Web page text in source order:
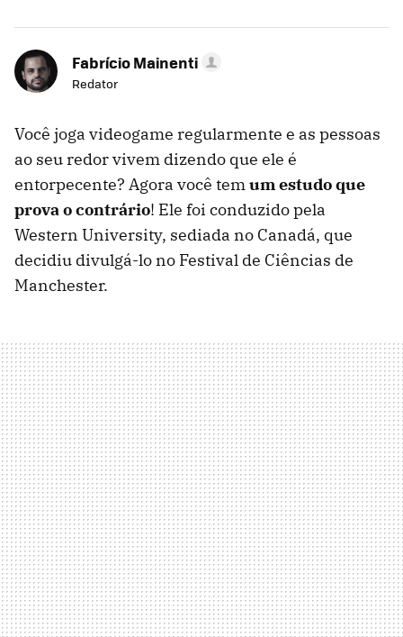
Fabrício Mainenti
Redator
Você joga videogame regularmente e as pessoas
ao seu redor vivem dizendo que ele é
entorpecente? Agora você temum estudo que
prova o contrário! Ele foi conduzido pela
Western University, sediada no Canadá, que
decidiu divulgá-lo no Festival de Ciências de
Manchester.